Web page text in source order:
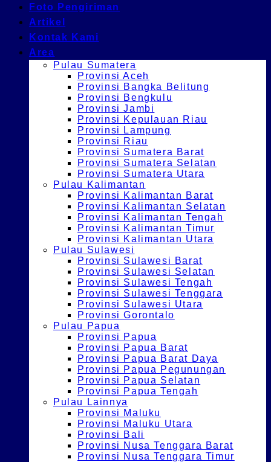
Foto Pengiriman
Artikel
Kontak Kami
Area
Pulau Sumatera
Provinsi Aceh
Provinsi Bangka Belitung
Provinsi Bengkulu
Provinsi Jambi
Provinsi Kepulauan Riau
Provinsi Lampung
Provinsi Riau
Provinsi Sumatera Barat
Provinsi Sumatera Selatan
Provinsi Sumatera Utara
Pulau Kalimantan
Provinsi Kalimantan Barat
Provinsi Kalimantan Selatan
Provinsi Kalimantan Tengah
Provinsi Kalimantan Timur
Provinsi Kalimantan Utara
Pulau Sulawesi
Provinsi Sulawesi Barat
Provinsi Sulawesi Selatan
Provinsi Sulawesi Tengah
Provinsi Sulawesi Tenggara
Provinsi Sulawesi Utara
Provinsi Gorontalo
Pulau Papua
Provinsi Papua
Provinsi Papua Barat
Provinsi Papua Barat Daya
Provinsi Papua Pegunungan
Provinsi Papua Selatan
Provinsi Papua Tengah
Pulau Lainnya
Provinsi Maluku
Provinsi Maluku Utara
Provinsi Bali
Provinsi Nusa Tenggara Barat
Provinsi Nusa Tenggara Timur